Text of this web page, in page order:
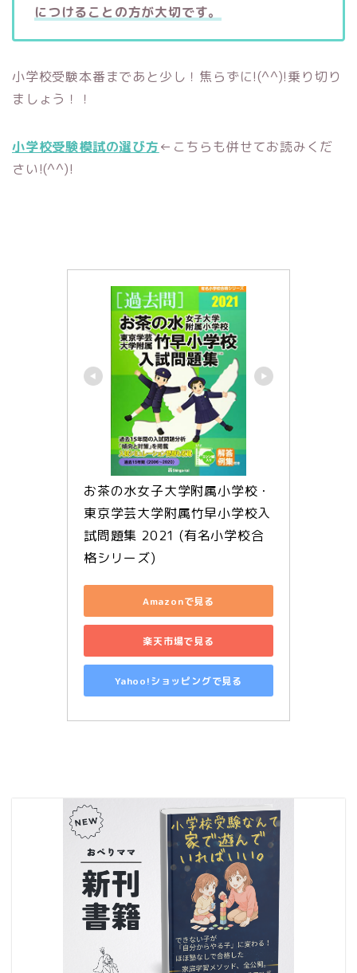
につけることの方が大切です。
小学校受験本番まであと少し！焦らずに!(^^)!乗り切り
ましょう！！
小学校受験模試の選び方←こちらも併せてお読みくだ
さい!(^^)!
お茶の水女子大学附属小学校・
東京学芸大学附属竹早小学校入
試問題集 2021 (有名小学校合
格シリーズ)
Amazonで見る
楽天市場で見る
Yahoo!ショッピングで見る